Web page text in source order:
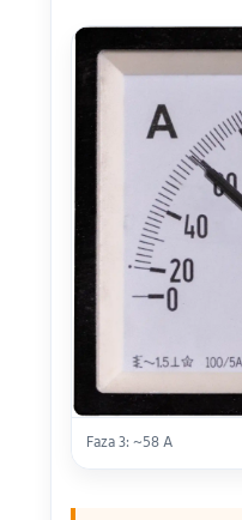
Faza 3: ~58 A